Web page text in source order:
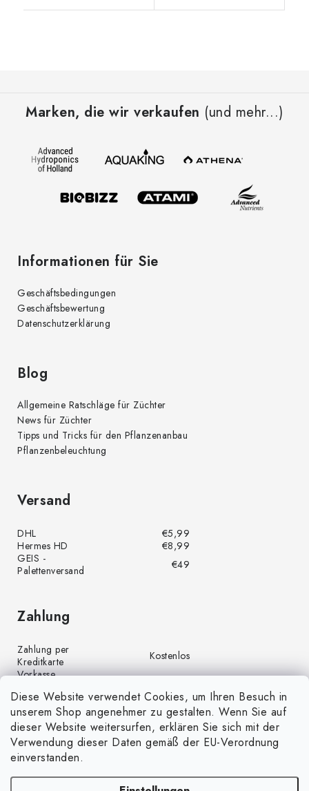
Diese Website verwendet Cookies, um Ihren Besuch in
unserem Shop angenehmer zu gestalten. Wenn Sie auf
dieser Website weitersurfen, erklären Sie sich mit der
Verwendung dieser Daten gemäß der EU-Verordnung
einverstanden.
Marken, die wir verkaufen (und mehr...)
Informationen für Sie
Geschäftsbedingungen
Geschäftsbewertung
Datenschutzerklärung
Blog
Allgemeine Ratschläge für Züchter
News für Züchter
Tipps und Tricks für den Pflanzenanbau
Pflanzenbeleuchtung
Versand
DHL
€5,99
Hermes HD
€8,99
GEIS -
Palettenversand
€49
Zahlung
Zahlung per
Kreditkarte
Kostenlos
Vorkasse
Zahlung per PayPal
Kostenlos
Nachnahme
€4,00